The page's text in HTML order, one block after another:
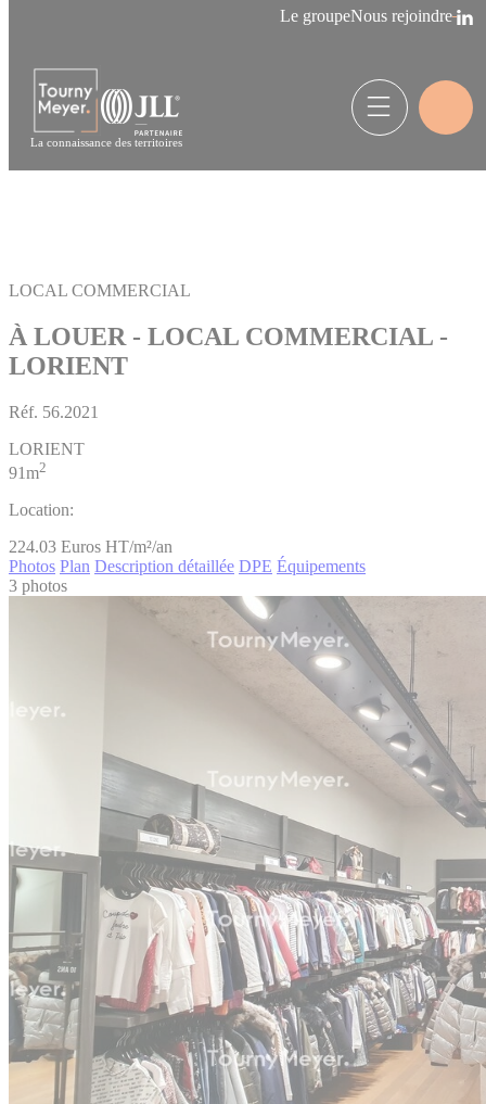
Le groupeNous rejoindre
La connaissance des territoires
LOCAL COMMERCIAL
À LOUER - LOCAL COMMERCIAL -
LORIENT
Réf. 56.2021
LORIENT
91m2
Location:
224.03 Euros HT/m²/an
Photos Plan Description détaillée DPE Équipements
3 photos